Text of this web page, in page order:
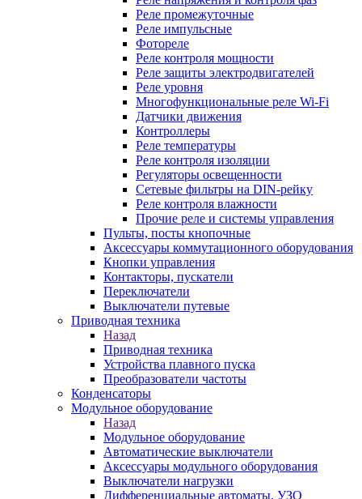
Реле промежуточные
Реле импульсные
Фотореле
Реле контроля мощности
Реле защиты электродвигателей
Реле уровня
Многофункциональные реле Wi-Fi
Датчики движения
Контроллеры
Реле температуры
Реле контроля изоляции
Регуляторы освещенности
Сетевые фильтры на DIN-рейку
Реле контроля влажности
Прочие реле и системы управления
Пульты, посты кнопочные
Аксессуары коммутационного оборудования
Кнопки управления
Контакторы, пускатели
Переключатели
Выключатели путевые
Приводная техника
Назад
Приводная техника
Устройства плавного пуска
Преобразователи частоты
Конденсаторы
Модульное оборудование
Назад
Модульное оборудование
Автоматические выключатели
Аксессуары модульного оборудования
Выключатели нагрузки
Дифференциальные автоматы, УЗО